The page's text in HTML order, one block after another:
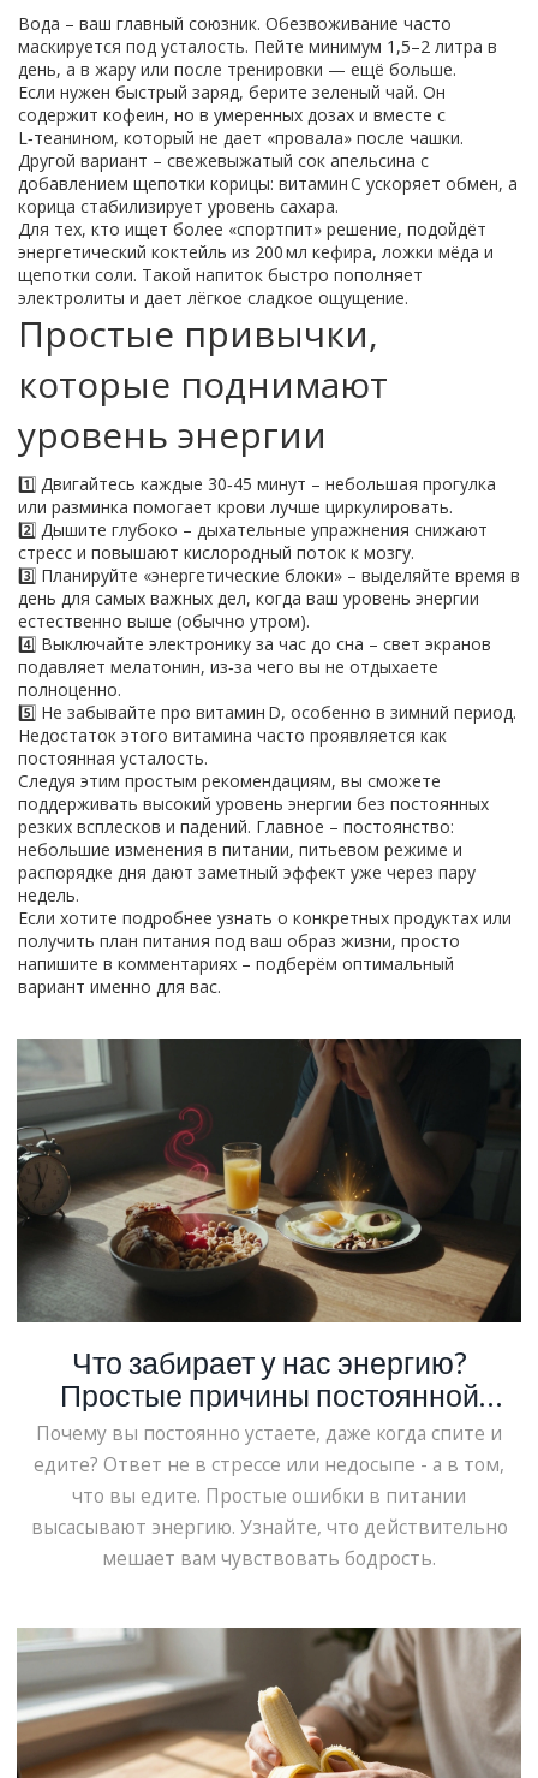
Вода – ваш главный союзник. Обезвоживание часто
маскируется под усталость. Пейте минимум 1,5–2 литра в
день, а в жару или после тренировки — ещё больше.
Если нужен быстрый заряд, берите зеленый чай. Он
содержит кофеин, но в умеренных дозах и вместе с
L‑теанином, который не дает «провала» после чашки.
Другой вариант – свежевыжатый сок апельсина с
добавлением щепотки корицы: витамин C ускоряет обмен, а
корица стабилизирует уровень сахара.
Для тех, кто ищет более «спортпит» решение, подойдёт
энергетический коктейль из 200 мл кефира, ложки мёда и
щепотки соли. Такой напиток быстро пополняет
электролиты и дает лёгкое сладкое ощущение.
Простые привычки,
которые поднимают
уровень энергии
1️⃣ Двигайтесь каждые 30‑45 минут – небольшая прогулка
или разминка помогает крови лучше циркулировать.
2️⃣ Дышите глубоко – дыхательные упражнения снижают
стресс и повышают кислородный поток к мозгу.
3️⃣ Планируйте «энергетические блоки» – выделяйте время в
день для самых важных дел, когда ваш уровень энергии
естественно выше (обычно утром).
4️⃣ Выключайте электронику за час до сна – свет экранов
подавляет мелатонин, из‑за чего вы не отдыхаете
полноценно.
5️⃣ Не забывайте про витамин D, особенно в зимний период.
Недостаток этого витамина часто проявляется как
постоянная усталость.
Следуя этим простым рекомендациям, вы сможете
поддерживать высокий уровень энергии без постоянных
резких всплесков и падений. Главное – постоянство:
небольшие изменения в питании, питьевом режиме и
распорядке дня дают заметный эффект уже через пару
недель.
Если хотите подробнее узнать о конкретных продуктах или
получить план питания под ваш образ жизни, просто
напишите в комментариях – подберём оптимальный
вариант именно для вас.
Что забирает у нас энергию?
Простые причины постоянной
усталости
Почему вы постоянно устаете, даже когда спите и
едите? Ответ не в стрессе или недосыпе - а в том,
что вы едите. Простые ошибки в питании
высасывают энергию. Узнайте, что действительно
мешает вам чувствовать бодрость.